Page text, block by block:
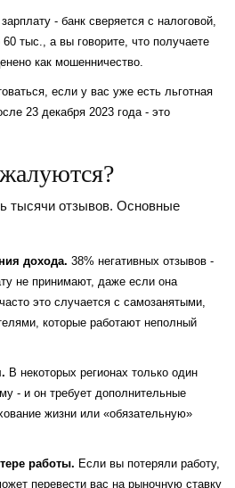
- банк сверяется с налоговой,
тыс., а вы говорите, что получаете
как мошенничество.
если у вас уже есть льготная
23 декабря 2023 года - это
тысячи отзывов. Основные
дохода. 38% негативных отзывов -
не принимают, даже если она
это случается с самозанятыми,
которые работают неполный
В некоторых регионах только один
- и он требует дополнительные
жизни или «обязательную»
работы. Если вы потеряли работу,
перевести вас на рыночную ставку